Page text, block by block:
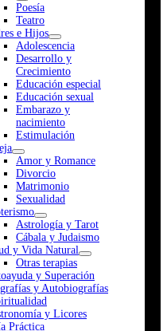
Poesía
Teatro
e Hijos
Adolescencia
Desarrollo y
Crecimiento
Educación especial
Educación sexual
Embarazo y
nacimiento
Estimulación
Amor y Romance
Divorcio
Matrimonio
Sexualidad
Astrología y Tarot
Cábala y Judaismo
y Vida Natural
Otras terapias
y Superación
y Autobiografías
y Licores
Práctica